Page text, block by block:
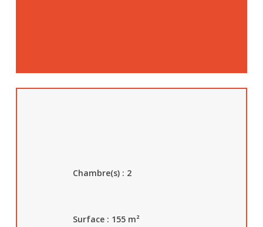
Chambre(s) : 2
Surface : 155 m²